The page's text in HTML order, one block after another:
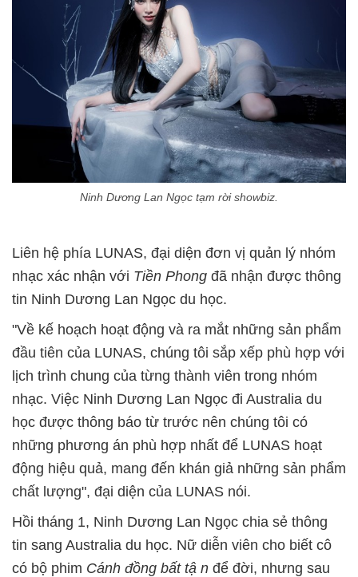
Ninh Dương Lan Ngọc tạm rời showbiz.
Liên hệ phía LUNAS, đại diện đơn vị quản lý nhóm
nhạc xác nhận với Tiền Phong đã nhận được thông
tin Ninh Dương Lan Ngọc du học.
"Về kế hoạch hoạt động và ra mắt những sản phẩm
đầu tiên của LUNAS, chúng tôi sắp xếp phù hợp với
lịch trình chung của từng thành viên trong nhóm
nhạc. Việc Ninh Dương Lan Ngọc đi Australia du
học được thông báo từ trước nên chúng tôi có
những phương án phù hợp nhất để LUNAS hoạt
động hiệu quả, mang đến khán giả những sản phẩm
chất lượng", đại diện của LUNAS nói.
Hồi tháng 1, Ninh Dương Lan Ngọc chia sẻ thông
tin sang Australia du học. Nữ diễn viên cho biết cô
có bộ phim Cánh đồng bất tậ n để đời, nhưng sau